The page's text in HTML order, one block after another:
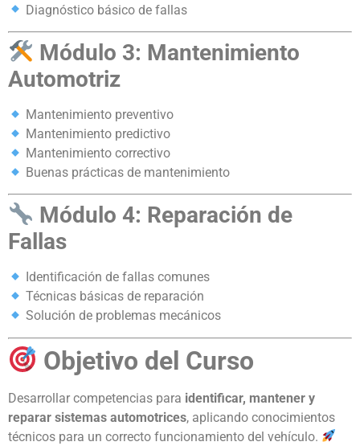
Diagnóstico básico de fallas
Módulo 3: Mantenimiento
Automotriz
Mantenimiento preventivo
Mantenimiento predictivo
Mantenimiento correctivo
Buenas prácticas de mantenimiento
Módulo 4: Reparación de
Fallas
Identificación de fallas comunes
Técnicas básicas de reparación
Solución de problemas mecánicos
Objetivo del Curso
Desarrollar competencias para identificar, mantener y
reparar sistemas automotrices, aplicando conocimientos
técnicos para un correcto funcionamiento del vehículo.